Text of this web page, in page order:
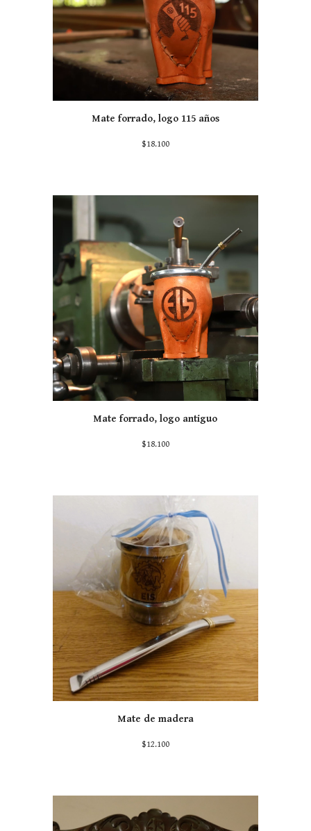
Mate forrado, logo 115 años
$18.100
Mate forrado, logo antiguo
$18.100
Mate de madera
$12.100